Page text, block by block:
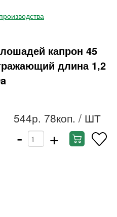
капрон 45
длина 1,2
544р. 78коп. / ШТ
- +